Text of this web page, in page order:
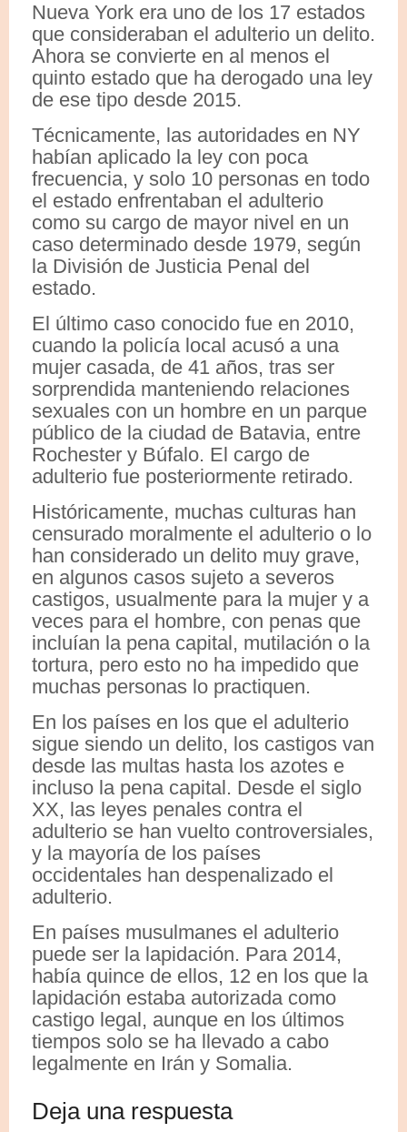
Nueva York era uno de los 17 estados
que consideraban el adulterio un delito.
Ahora se convierte en al menos el
quinto estado que ha derogado una ley
de ese tipo desde 2015.
Técnicamente, las autoridades en NY
habían aplicado la ley con poca
frecuencia, y solo 10 personas en todo
el estado enfrentaban el adulterio
como su cargo de mayor nivel en un
caso determinado desde 1979, según
la División de Justicia Penal del
estado.
El último caso conocido fue en 2010,
cuando la policía local acusó a una
mujer casada, de 41 años, tras ser
sorprendida manteniendo relaciones
sexuales con un hombre en un parque
público de la ciudad de Batavia, entre
Rochester y Búfalo. El cargo de
adulterio fue posteriormente retirado.
Históricamente, muchas culturas han
censurado moralmente el adulterio o lo
han considerado un delito muy grave,
en algunos casos sujeto a severos
castigos, usualmente para la mujer y a
veces para el hombre, con penas que
incluían la pena capital, mutilación o la
tortura, pero esto no ha impedido que
muchas personas lo practiquen.
En los países en los que el adulterio
sigue siendo un delito, los castigos van
desde las multas hasta los azotes​ e
incluso la pena capital. Desde el siglo
XX, las leyes penales contra el
adulterio se han vuelto controversiales,
y la mayoría de los países
occidentales han despenalizado el
adulterio.
En países musulmanes el adulterio
puede ser la lapidación.​ Para 2014,
había quince de ellos, 12​ en los que la
lapidación estaba autorizada como
castigo legal, aunque en los últimos
tiempos solo se ha llevado a cabo
legalmente en Irán y Somalia.
Deja una respuesta